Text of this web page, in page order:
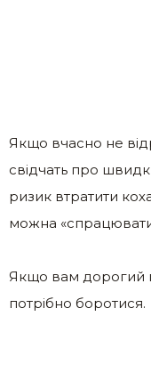
Якщо вчасно не
свідчать про
ризик втратити
можна
Якщо вам дорогий
потрібно боротися.